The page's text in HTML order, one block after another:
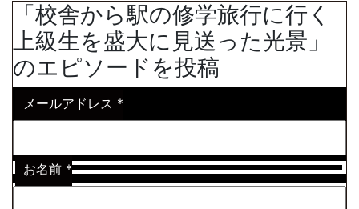
「校舎から駅の修学旅行に行く
上級生を盛大に見送った光景」
のエピソードを投稿
メールアドレス *
お名前 *